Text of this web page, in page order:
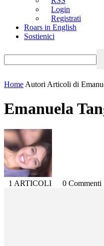
Login
Registrati
Roars in English
Sostienici
Home Autori Articoli di
Emanuela
1 ARTICOLI 0 Commenti